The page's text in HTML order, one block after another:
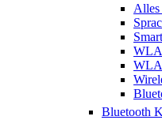
Alles
Bluetooth